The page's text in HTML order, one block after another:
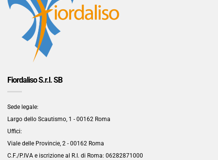
Fiordaliso S.r.l. SB
Sede legale:
Largo dello Scautismo, 1 - 00162 Roma
Uffici:
Viale delle Provincie, 2 - 00162 Roma
C.F./P.IVA e iscrizione al R.I. di Roma: 06282871000